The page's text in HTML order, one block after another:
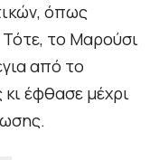
όπως
το Μαρούσι
από το
έφθασε μέχρι